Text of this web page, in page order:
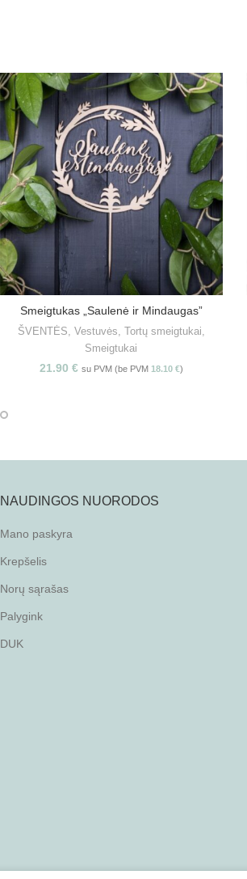
PASIRINKITE SAVYBES
Smeigtukas „Saulenė ir Mindaugas”
ŠVENTĖS, Vestuvės, Tortų smeigtukai,
Smeigtukai
21.90 € su PVM (be PVM 18.10 €)
NAUDINGOS NUORODOS
Mano paskyra
Krepšelis
Norų sąrašas
Palygink
DUK